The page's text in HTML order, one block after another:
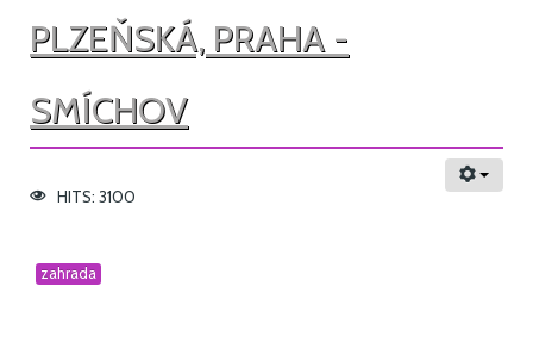
PLZEŇSKÁ, PRAHA -
SMÍCHOV
HITS: 3100
zahrada